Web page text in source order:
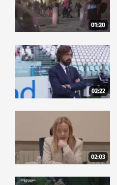
01:20
02:22
02:03